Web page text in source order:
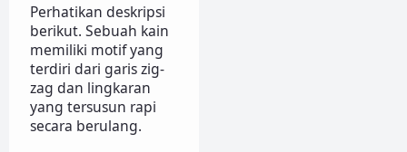
Perhatikan deskripsi
berikut. Sebuah kain
memiliki motif yang
terdiri dari garis zig-
zag dan lingkaran
yang tersusun rapi
secara berulang.